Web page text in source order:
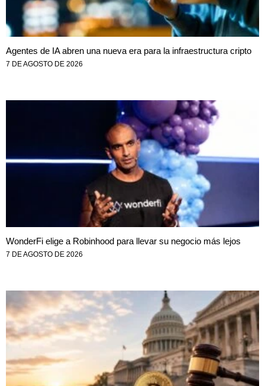
Agentes de IA abren una nueva era para la infraestructura cripto
7 DE AGOSTO DE 2026
WonderFi elige a Robinhood para llevar su negocio más lejos
7 DE AGOSTO DE 2026